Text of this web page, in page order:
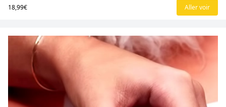
18,99€ Aller voir